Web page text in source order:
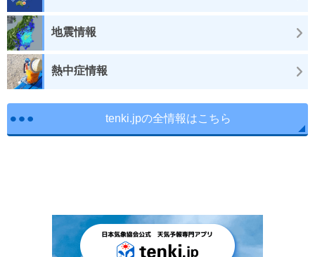
地震情報
熱中症情報
tenki.jpの全情報はこちら